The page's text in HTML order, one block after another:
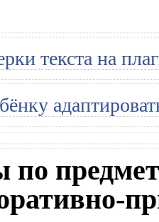
текста на
по